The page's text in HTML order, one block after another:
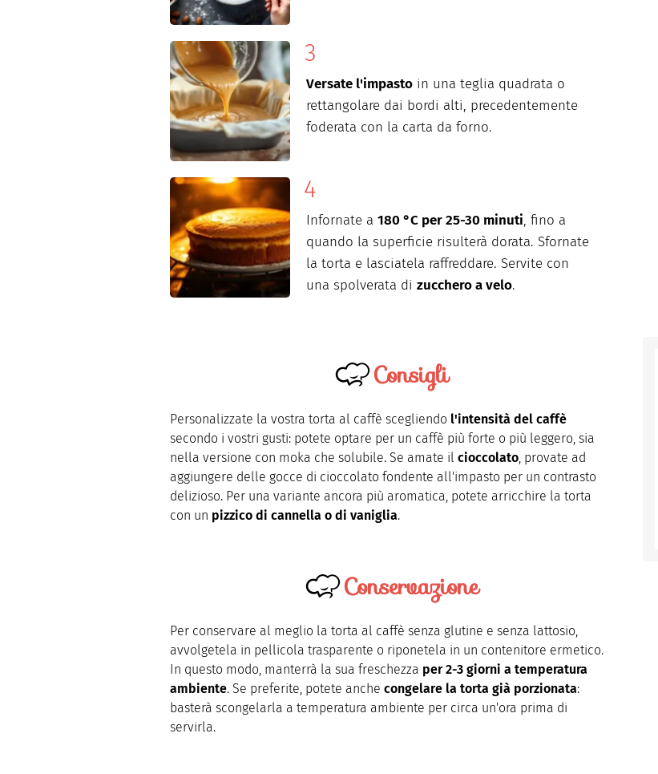
Versate l'impasto in una teglia quadrata o
rettangolare dai bordi alti, precedentemente
foderata con la carta da forno.
Infornate a 180 °C per 25-30 minuti, fino a
quando la superficie risulterà dorata. Sfornate
la torta e lasciatela raffreddare. Servite con
una spolverata di zucchero a velo.
Consigli
Personalizzate la vostra torta al caffè scegliendo l'intensità del caffè
secondo i vostri gusti: potete optare per un caffè più forte o più leggero, sia
nella versione con moka che solubile. Se amate il cioccolato, provate ad
aggiungere delle gocce di cioccolato fondente all'impasto per un contrasto
delizioso. Per una variante ancora più aromatica, potete arricchire la torta
con un pizzico di cannella o di vaniglia.
Conservazione
Per conservare al meglio la torta al caffè senza glutine e senza lattosio,
avvolgetela in pellicola trasparente o riponetela in un contenitore ermetico.
In questo modo, manterrà la sua freschezza per 2-3 giorni a temperatura
ambiente. Se preferite, potete anche congelare la torta già porzionata:
basterà scongelarla a temperatura ambiente per circa un'ora prima di
servirla.